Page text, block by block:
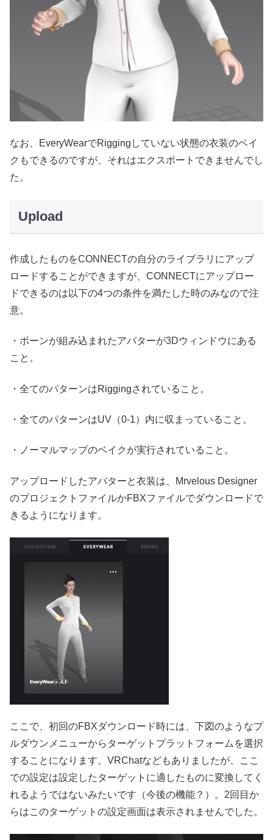
なお、EveryWearでRiggingしていない状態の衣装のベイ
クもできるのですが、それはエクスポートできませんでし
た。
Upload
作成したものをCONNECTの自分のライブラリにアップ
ロードすることができますが、CONNECTにアップロー
ドできるのは以下の4つの条件を満たした時のみなので注
意。
・ボーンが組み込まれたアバターが3Dウィンドウにある
こと。
・全てのパターンはRiggingされていること。
・全てのパターンはUV（0-1）内に収まっていること。
・ノーマルマップのベイクが実行されていること。
アップロードしたアバターと衣装は、Mrvelous Designer
のプロジェクトファイルかFBXファイルでダウンロードで
きるようになります。
ここで、初回のFBXダウンロード時には、下図のようなプ
ルダウンメニューからターゲットプラットフォームを選択
することになります。VRChatなどもありましたが、ここ
での設定は設定したターゲットに適したものに変換してく
れるようではないみたいです（今後の機能？）。2回目か
らはこのターゲットの設定画面は表示されませんでした。